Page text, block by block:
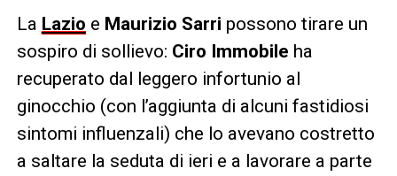
La Lazio e Maurizio Sarri possono tirare un
sospiro di sollievo: Ciro Immobile ha
recuperato dal leggero infortunio al
ginocchio (con l’aggiunta di alcuni fastidiosi
sintomi influenzali) che lo avevano costretto
a saltare la seduta di ieri e a lavorare a parte